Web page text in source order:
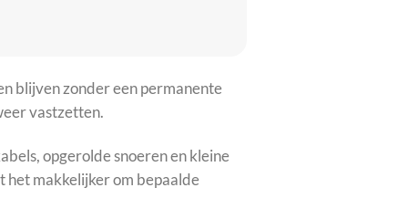
blijven zonder een permanente
vastzetten.
opgerolde snoeren en kleine
het makkelijker om bepaalde